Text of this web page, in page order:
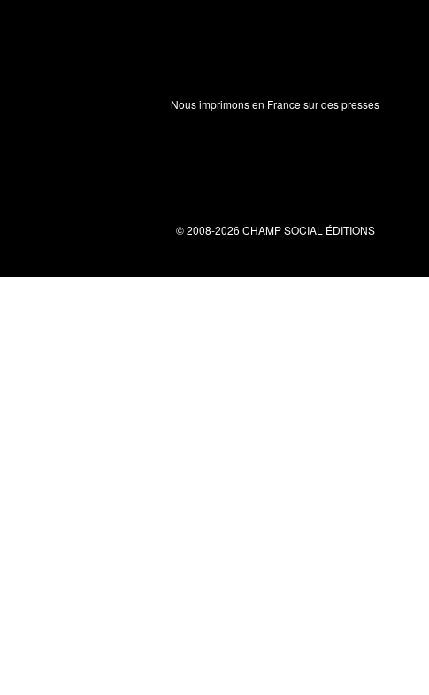
Nous imprimons en France sur des presses
© 2008-2026 CHAMP SOCIAL ÉDITIONS